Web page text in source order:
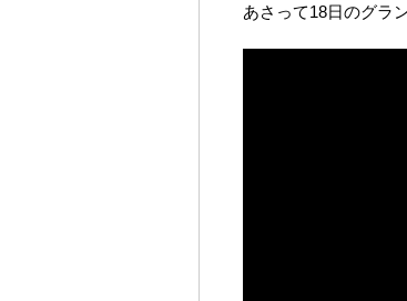
あさって18日のグラ